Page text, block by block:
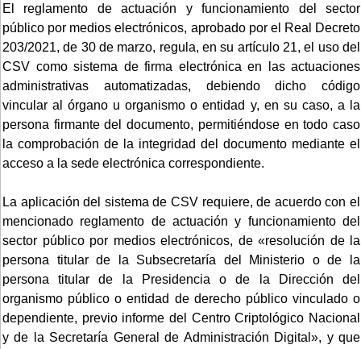
El reglamento de actuación y funcionamiento del sector
público por medios electrónicos, aprobado por el Real Decreto
203/2021, de 30 de marzo, regula, en su artículo 21, el uso del
CSV como sistema de firma electrónica en las actuaciones
administrativas automatizadas, debiendo dicho código
vincular al órgano u organismo o entidad y, en su caso, a la
persona firmante del documento, permitiéndose en todo caso
la comprobación de la integridad del documento mediante el
acceso a la sede electrónica correspondiente.
La aplicación del sistema de CSV requiere, de acuerdo con el
mencionado reglamento de actuación y funcionamiento del
sector público por medios electrónicos, de «resolución de la
persona titular de la Subsecretaría del Ministerio o de la
persona titular de la Presidencia o de la Dirección del
organismo público o entidad de derecho público vinculado o
dependiente, previo informe del Centro Criptológico Nacional
y de la Secretaría General de Administración Digital», y que